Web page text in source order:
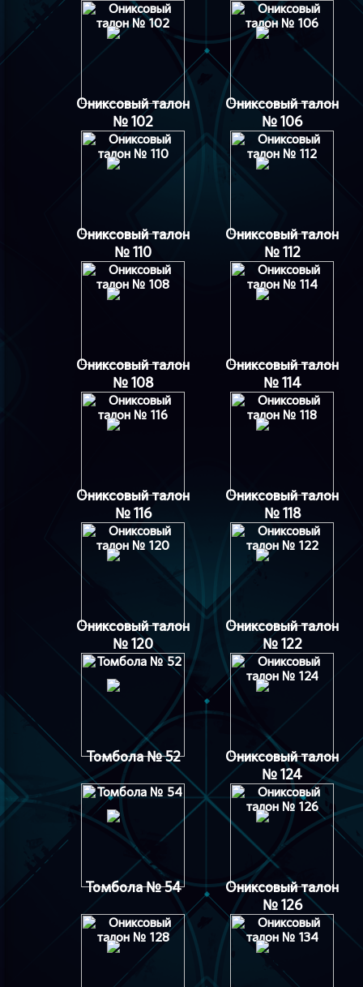
Ониксовый талон
№ 102
Ониксовый талон
№ 106
Ониксовый талон
№ 110
Ониксовый талон
№ 112
Ониксовый талон
№ 108
Ониксовый талон
№ 114
Ониксовый талон
№ 116
Ониксовый талон
№ 118
Ониксовый талон
№ 120
Ониксовый талон
№ 122
Томбола № 52
Ониксовый талон
№ 124
Томбола № 54
Ониксовый талон
№ 126